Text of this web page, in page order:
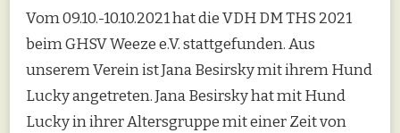
Vom 09.10.-10.10.2021 hat die VDH DM THS 2021
beim GHSV Weeze e.V. stattgefunden. Aus
unserem Verein ist Jana Besirsky mit ihrem Hund
Lucky angetreten. Jana Besirsky hat mit Hund
Lucky in ihrer Altersgruppe mit einer Zeit von